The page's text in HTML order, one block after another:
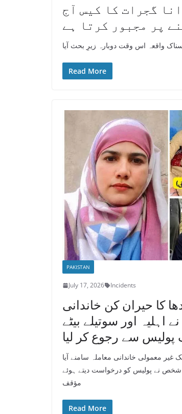
خوفناک انجام… 4 سال پرانا گجرات کا کیس آج
پر مجبور کرتا ہے
واقعہ اس وقت دوبارہ زیرِ بحث آیا
Read More
PAKISTAN
July 17, 2026 Incidents
کا حیران کن خاندانی
نے اہلیہ اور سوتیلے بیٹے
پولیس سے رجوع کر لیا
غیر معمولی خاندانی معاملہ سامنے آیا
شخص نے پولیس کو درخواست دیتے ہوئے
مؤقف
Read More